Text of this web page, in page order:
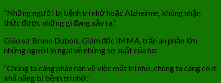
“Những người bị bệnh trí nhớ hoặc Alzheimer, không nhận
thức được những gì đang xảy ra.”
Giáo sư Bruno Dubois, Giám đốc IMMA, trấn an phần lớn
những người lo ngại về những sơ suất của họ:
“Chúng ta càng phàn nàn về việc mất trí nhớ, chúng ta càng có ít
khả năng bị bệnh trí nhớ.”